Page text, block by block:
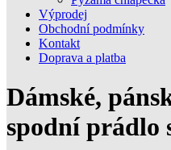
Výprodej
Obchodní podmínky
Kontakt
Doprava a platba
Dámské,
spodní prádlo